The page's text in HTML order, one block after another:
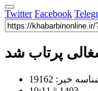
Twitter Facebook
خبر: 19162